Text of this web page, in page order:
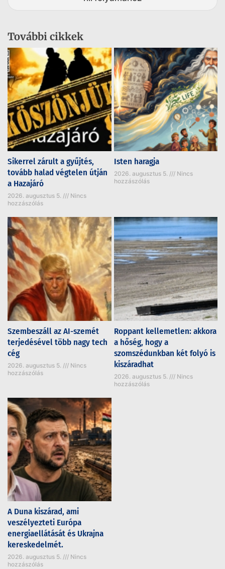
További cikkek
Sikerrel zárult a gyűjtés,
tovább halad végtelen útján
a Hazajáró
2026. augusztus 5.
Nincs
hozzászólás
Isten haragja
2026. augusztus 5.
Nincs
hozzászólás
Szembeszáll az AI-szemét
terjedésével több nagy tech
cég
2026. augusztus 5.
Nincs
hozzászólás
Roppant kellemetlen: akkora
a hőség, hogy a
szomszédunkban két folyó is
kiszáradhat
2026. augusztus 5.
Nincs
hozzászólás
A Duna kiszárad, ami
veszélyezteti Európa
energiaellátását és Ukrajna
kereskedelmét.
2026. augusztus 5.
Nincs
hozzászólás